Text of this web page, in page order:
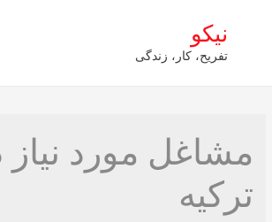
نیکو
تفریح، کار، زندگی
مشاغل مورد نیاز
ترکیه